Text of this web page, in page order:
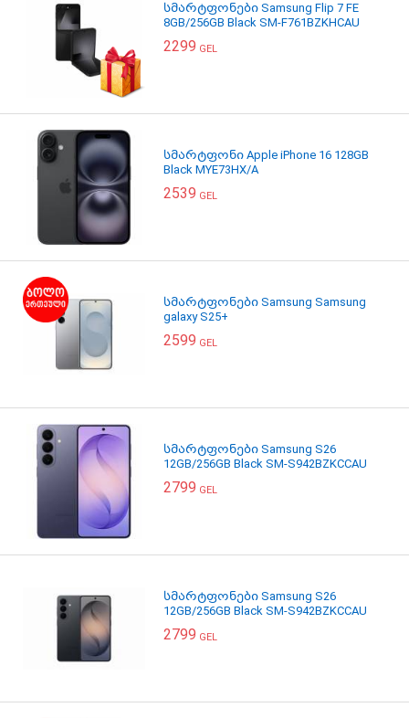
სმარტფონები Samsung Flip 7 FE
8GB/256GB Black SM-F761BZKHCAU
2299 GEL
სმარტფონი Apple iPhone 16 128GB
Black MYE73HX/A
2539 GEL
სმარტფონები Samsung Samsung
galaxy S25+
2599 GEL
სმარტფონები Samsung S26
12GB/256GB Black SM-S942BZKCCAU
2799 GEL
სმარტფონები Samsung S26
12GB/256GB Black SM-S942BZKCCAU
2799 GEL